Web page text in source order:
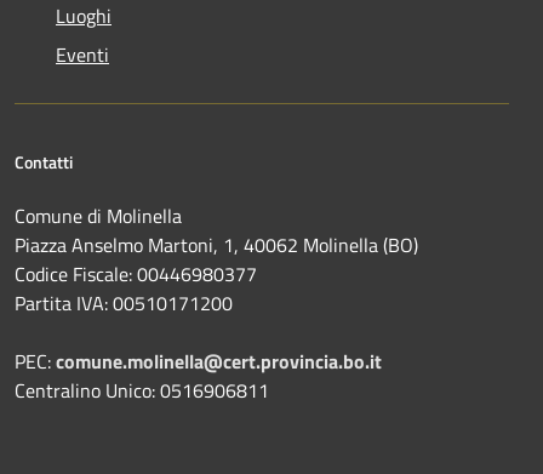
Luoghi
Eventi
Contatti
Comune di Molinella
Piazza Anselmo Martoni, 1, 40062 Molinella (BO)
Codice Fiscale: 00446980377
Partita IVA: 00510171200
PEC:comune.molinella@cert.provincia.bo.it
Centralino Unico: 0516906811